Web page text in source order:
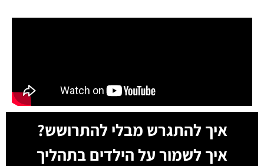
איך להתגרש מבלי להתרושש?
איך לשמור על הילדים בתהליך